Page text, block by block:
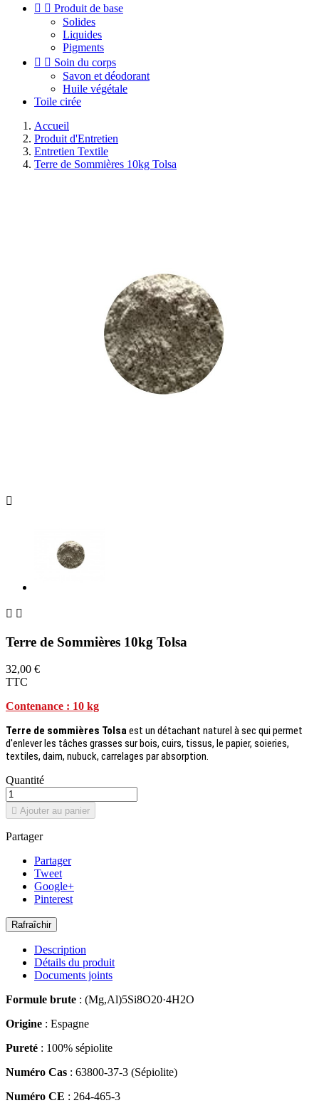
  Produit de base
Solides
Liquides
Pigments
  Soin du corps
Savon et déodorant
Huile végétale
Toile cirée
Accueil
Produit d'Entretien
Entretien Textile
Terre de Sommières 10kg Tolsa

 
Terre de Sommières 10kg Tolsa
32,00 €
TTC
Contenance : 10 kg
Terre de sommières Tolsaest un détachant naturel à sec qui permet
d'enlever les tâches grasses sur bois, cuirs, tissus, le papier, soieries,
textiles, daim, nubuck, carrelages par absorption.
Quantité
 Ajouter au panier
Partager
Partager
Tweet
Google+
Pinterest
Description
Détails du produit
Documents joints
Formule brute : (Mg,Al)5Si8O20·4H2O
Origine : Espagne
Pureté : 100% sépiolite
Numéro Cas : 63800-37-3 (Sépiolite)
Numéro CE : 264-465-3